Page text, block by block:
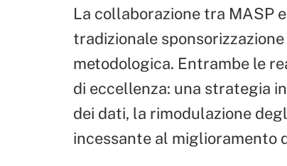
La collaborazione tra MASP
tradizionale
metodologica. Entrambe le
di eccellenza: una strategia
dei dati, la rimodulazione
incessante al miglioramento